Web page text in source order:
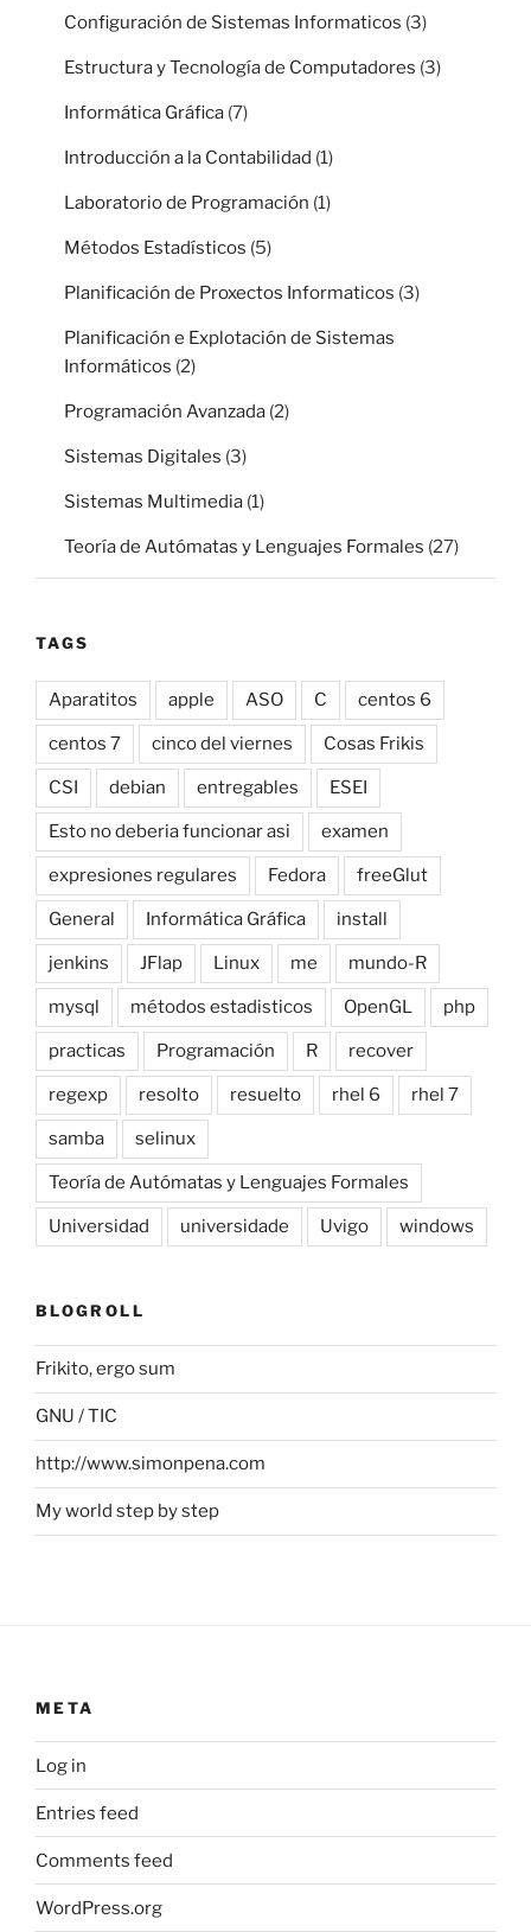
Configuración de Sistemas Informaticos (3)
Estructura y Tecnología de Computadores (3)
Informática Gráfica (7)
Introducción a la Contabilidad (1)
Laboratorio de Programación (1)
Métodos Estadísticos (5)
Planificación de Proxectos Informaticos (3)
Planificación e Explotación de Sistemas
Informáticos (2)
Programación Avanzada (2)
Sistemas Digitales (3)
Sistemas Multimedia (1)
Teoría de Autómatas y Lenguajes Formales (27)
TAGS
Aparatitos apple ASO C centos 6
centos 7 cinco del viernes Cosas Frikis
CSI debian entregables ESEI
Esto no deberia funcionar asi examen
expresiones regulares Fedora freeGlut
General Informática Gráfica install
jenkins JFlap Linux me mundo-R
mysql métodos estadisticos OpenGL php
practicas Programación R recover
regexp resolto resuelto rhel 6 rhel 7
samba selinux
Teoría de Autómatas y Lenguajes Formales
Universidad universidade Uvigo windows
BLOGROLL
Frikito, ergo sum
GNU / TIC
http://www.simonpena.com
My world step by step
META
Log in
Entries feed
Comments feed
WordPress.org